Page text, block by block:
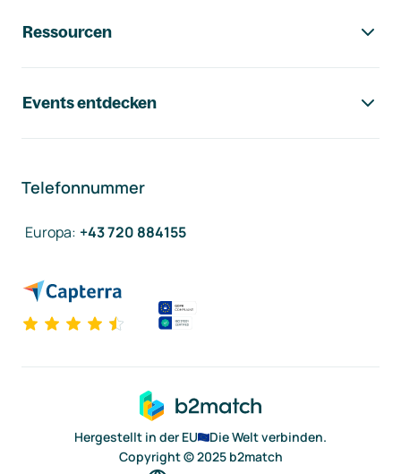
Ressourcen
Events entdecken
Telefonnummer
Europa: +43 720 884155
Hergestellt in der EU
Die Welt verbinden.
Copyright © 2025 b2match